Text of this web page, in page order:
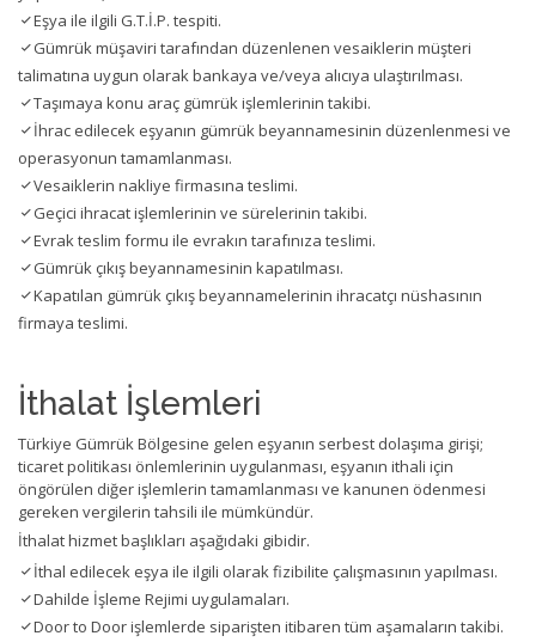
Eşya ile ilgili G.T.İ.P. tespiti.
Gümrük müşaviri tarafından düzenlenen vesaiklerin müşteri
talimatına uygun olarak bankaya ve/veya alıcıya ulaştırılması.
Taşımaya konu araç gümrük işlemlerinin takibi.
İhrac edilecek eşyanın gümrük beyannamesinin düzenlenmesi ve
operasyonun tamamlanması.
Vesaiklerin nakliye firmasına teslimi.
Geçici ihracat işlemlerinin ve sürelerinin takibi.
Evrak teslim formu ile evrakın tarafınıza teslimi.
Gümrük çıkış beyannamesinin kapatılması.
Kapatılan gümrük çıkış beyannamelerinin ihracatçı nüshasının
firmaya teslimi.
İthalat İşlemleri
Türkiye Gümrük Bölgesine gelen eşyanın serbest dolaşıma girişi;
ticaret politikası önlemlerinin uygulanması, eşyanın ithali için
öngörülen diğer işlemlerin tamamlanması ve kanunen ödenmesi
gereken vergilerin tahsili ile mümkündür.
İthalat hizmet başlıkları aşağıdaki gibidir.
İthal edilecek eşya ile ilgili olarak fizibilite çalışmasının yapılması.
Dahilde İşleme Rejimi uygulamaları.
Door to Door işlemlerde siparişten itibaren tüm aşamaların takibi.